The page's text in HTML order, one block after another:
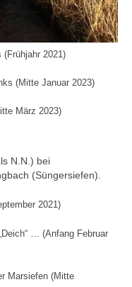
(Frühjahr 2021)
(Mitte Januar 2023)
März 2023)
N.N.) bei
(Süngersiefen).
2021)
… (Anfang Februar
Marsiefen (Mitte